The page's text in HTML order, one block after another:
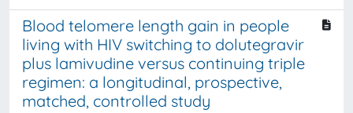
Blood telomere length gain in people
living with HIV switching to dolutegravir
plus lamivudine versus continuing triple
regimen: a longitudinal, prospective,
matched, controlled study